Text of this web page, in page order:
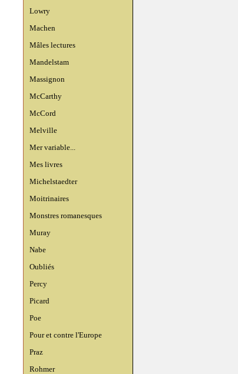
Lowry
Machen
Mâles lectures
Mandelstam
Massignon
McCarthy
McCord
Melville
Mer variable...
Mes livres
Michelstaedter
Moitrinaires
Monstres romanesques
Muray
Nabe
Oubliés
Percy
Picard
Poe
Pour et contre l'Europe
Praz
Rohmer